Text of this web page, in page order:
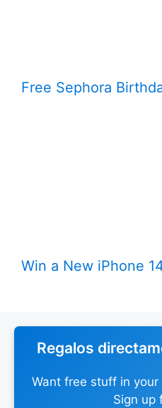
Free Sephora
Win a New iPhone
Regalos
Want free stuff in
Sign up